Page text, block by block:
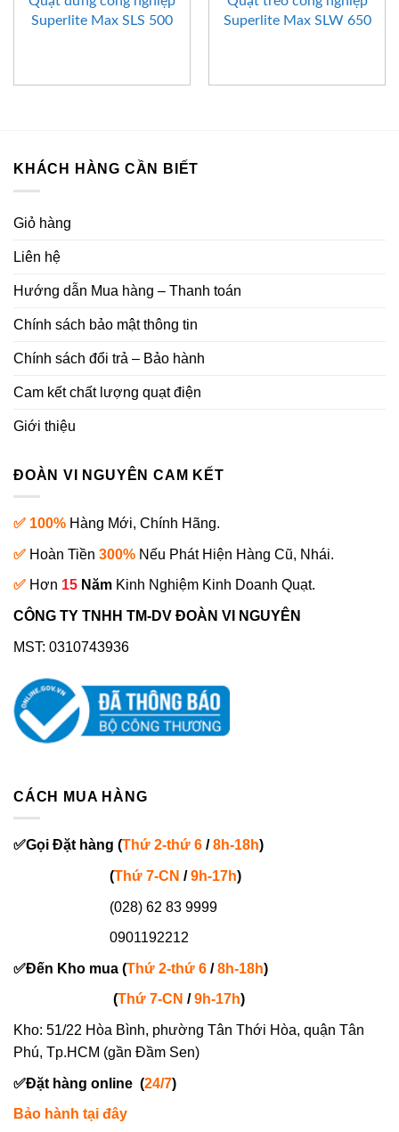
Superlite Max SLS 500
Superlite Max SLW 650
KHÁCH HÀNG CẦN BIẾT
Giỏ hàng
Liên hệ
Hướng dẫn Mua hàng – Thanh toán
Chính sách bảo mật thông tin
Chính sách đổi trả – Bảo hành
Cam kết chất lượng quạt điện
Giới thiệu
ĐOÀN VI NGUYÊN CAM KẾT
✅ 100% Hàng Mới, Chính Hãng.
✅ Hoàn Tiền 300% Nếu Phát Hiện Hàng Cũ, Nhái.
✅ Hơn 15 Năm Kinh Nghiệm Kinh Doanh Quạt.
CÔNG TY TNHH TM-DV ĐOÀN VI NGUYÊN
MST: 0310743936
CÁCH MUA HÀNG
✅Gọi Đặt hàng (Thứ 2-thứ 6 /8h-18h)
(Thứ 7-CN /9h-17h)
(028) 62 83 9999
0901192212
✅Đến Kho mua (Thứ 2-thứ 6 /8h-18h)
(Thứ 7-CN /9h-17h)
Kho: 51/22 Hòa Bình, phường Tân Thới Hòa, quận Tân
Phú, Tp.HCM (gần Đầm Sen)
✅Đặt hàng online (24/7)
Bảo hành tại đây